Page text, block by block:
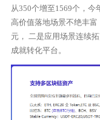
从350个增至1569个，今
高价值落地场景不绝丰
元， 二是应用场景连续
成就转化平台。